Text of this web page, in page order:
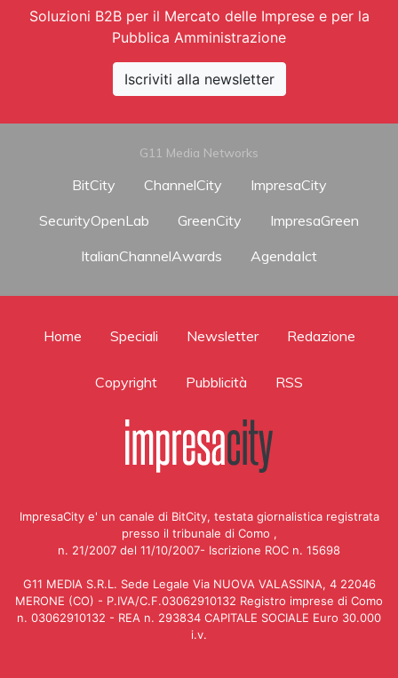
Soluzioni B2B per il Mercato delle Imprese e per la
Pubblica Amministrazione
Iscriviti alla newsletter
G11 Media Networks
BitCity ChannelCity
ImpresaCity
SecurityOpenLab
GreenCity
ImpresaGreen
ItalianChannelAwards
AgendaIct
Home Speciali Newsletter Redazione
Copyright Pubblicità RSS
ImpresaCity e' un canale di BitCity, testata giornalistica registrata
presso il tribunale di Como ,
n. 21/2007 del 11/10/2007- Iscrizione ROC n. 15698
G11 MEDIA S.R.L. Sede Legale Via NUOVA VALASSINA, 4 22046
MERONE (CO) - P.IVA/C.F.03062910132 Registro imprese di Como
n. 03062910132 - REA n. 293834 CAPITALE SOCIALE Euro 30.000
i.v.